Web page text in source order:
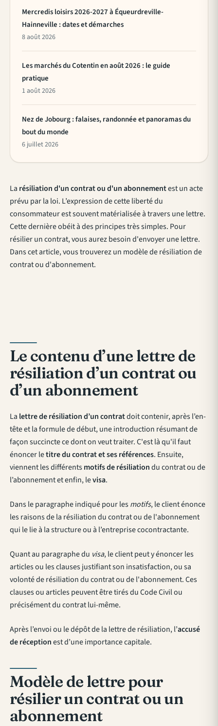
La résiliation d'un contrat ou d'un abonnementest un acte
prévu par la loi. L’expression de cette liberté du
consommateur est souvent matérialisée à travers une lettre.
Cette dernière obéit à des principes très simples. Pour
résilier un contrat, vous aurez besoin d'envoyer une lettre.
Dans cet article, vous trouverez un modèle de résiliation de
contrat ou d'abonnement.
Le contenu d’une lettre de
résiliation d’un contrat ou
d’un abonnement
La lettre de résiliation d’un contratdoit contenir, après l’en-
tête et la formule de début, une introduction résumant de
façon succincte ce dont on veut traiter. C'est là qu'il faut
énoncer letitre du contrat et ses références. Ensuite,
viennent les différentsmotifs de résiliationdu contrat ou de
l’abonnement et enfin, levisa.
Dans le paragraphe indiqué pour lesmotifs, le client énonce
les raisons de la résiliation du contrat ou de l'abonnement
qui le lie à la structure ou à l’entreprise cocontractante.
Quant au paragraphe du visa, le client peut y énoncer les
articles ou les clauses justifiant son insatisfaction, ou sa
volonté de résiliation du contrat ou de l'abonnement. Ces
clauses ou articles peuvent être tirés du Code Civil ou
précisément du contrat lui-même.
Après l’envoi ou le dépôt de la lettre de résiliation, l’accusé
de réceptionest d’une importance capitale.
Modèle de lettre pour
résilier un contrat ou un
abonnement
Mercredis loisirs 2026-2027 à Équeurdreville-
Hainneville : dates et démarches
8 août 2026
Les marchés du Cotentin en août 2026 : le guide
pratique
1 août 2026
Nez de Jobourg : falaises, randonnée et panoramas du
bout du monde
6 juillet 2026